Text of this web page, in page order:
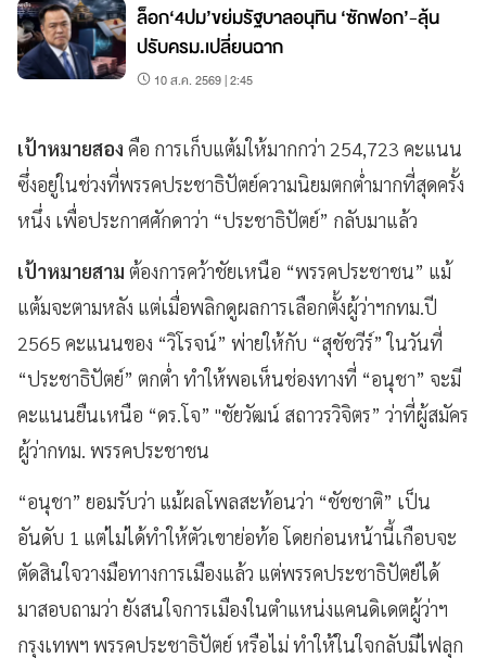
ล็อก‘4ปม’ขย่มรัฐบาลอนุทิน ‘ซักฟอก’-ลุ้น
ปรับครม.เปลี่ยนฉาก
10 ส.ค. 2569 | 2:45
เป้าหมายสอง คือ การเก็บแต้มให้มากกว่า 254,723 คะแนน
ซึ่งอยู่ในช่วงที่พรรคประชาธิปัตย์ความนิยมตกต่ำมากที่สุดครั้ง
หนึ่ง เพื่อประกาศศักดาว่า “ประชาธิปัตย์” กลับมาแล้ว
เป้าหมายสาม ต้องการคว้าชัยเหนือ “พรรคประชาชน” แม้
แต้มจะตามหลัง แต่เมื่อพลิกดูผลการเลือกตั้งผู้ว่าฯกทม.ปี
2565 คะแนนของ “วิโรจน์” พ่ายให้กับ “สุชัชวีร์” ในวันที่
“ประชาธิปัตย์” ตกต่ำ ทำให้พอเห็นช่องทางที่ “อนุชา” จะมี
คะแนนยืนเหนือ “ดร.โจ” "ชัยวัฒน์ สถาวรวิจิตร” ว่าที่ผู้สมัคร
ผู้ว่ากทม. พรรคประชาชน
“อนุชา” ยอมรับว่า แม้ผลโพลสะท้อนว่า “ชัชชาติ” เป็น
อันดับ 1 แต่ไม่ได้ทำให้ตัวเขาย่อท้อ โดยก่อนหน้านี้เกือบจะ
ตัดสินใจวางมือทางการเมืองแล้ว แต่พรรคประชาธิปัตย์ได้
มาสอบถามว่า ยังสนใจการเมืองในตำแหน่งแคนดิเดตผู้ว่าฯ
กรุงเทพฯ พรรคประชาธิปัตย์ หรือไม่ ทำให้ในใจกลับมีไฟลุก